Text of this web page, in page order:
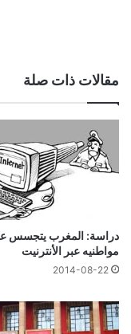
مقالات ذات صلة
دراسة: المغرب يتجسس
مواطنيه عبر الأنترنيت
2014-08-22